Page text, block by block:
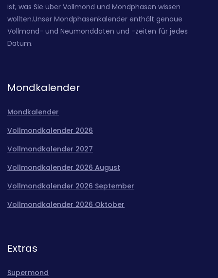
ist, was Sie über Vollmond und Mondphasen wissen
wollten.Unser Mondphasenkalender enthält genaue
Vollmond- und Neumonddaten und -zeiten für jedes
Datum.
Mondkalender
Mondkalender
Vollmondkalender 2026
Vollmondkalender 2027
Vollmondkalender 2026 August
Vollmondkalender 2026 September
Vollmondkalender 2026 Oktober
Extras
Supermond